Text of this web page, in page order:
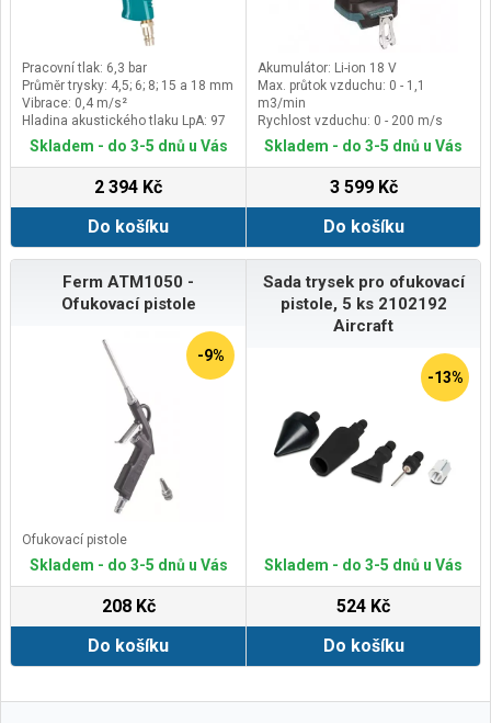
Pracovní tlak: 6,3 bar
Průměr trysky: 4,5; 6; 8; 15 a 18 mm
Vibrace: 0,4 m/s²
Hladina akustického tlaku LpA: 97
dB(A)
Skladem - do 3-5 dnů u Vás
2 394 Kč
Do košíku
Akumulátor: Li-ion 18 V
Max. průtok vzduchu: 0 - 1,1
m3/min
Rychlost vzduchu: 0 - 200 m/s
Síla proudu vzduchu: 0-
1,1/1,7/2,3/2,8 N
Skladem - do 3-5 dnů u Vás
3 599 Kč
Do košíku
Ferm ATM1050 -
Ofukovací pistole
-9%
Ofukovací pistole
Skladem - do 3-5 dnů u Vás
208 Kč
Do košíku
Sada trysek pro ofukovací
pistole, 5 ks 2102192
Aircraft
-13%
Skladem - do 3-5 dnů u Vás
524 Kč
Do košíku